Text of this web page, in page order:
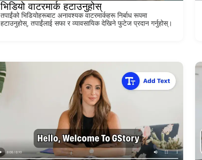
भिडियो वाटरमार्क हटाउनुहोस्
तपाईंको भिडियोहरूबाट अनावश्यक वाटरमार्कहरू निर्बाध रूपमा
हटाउनुहोस्, तपाईंलाई सफा र व्यावसायिक देखिने फुटेज प्रदान गर्नुहोस्।